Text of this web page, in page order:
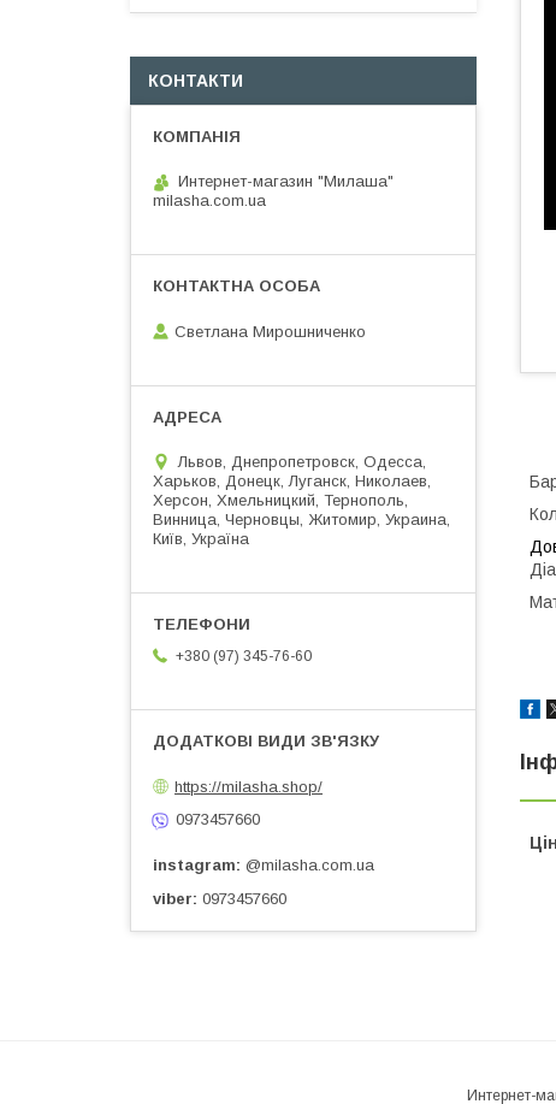
КОНТАКТИ
Интернет-магазин "Милаша"
milasha.com.ua
Светлана Мирошниченко
Львов, Днепропетровск, Одесса,
Харьков, Донецк, Луганск, Николаев,
Херсон, Хмельницкий, Тернополь,
Винница, Черновцы, Житомир, Украина,
Київ, Україна
+380 (97) 345-76-60
https://milasha.shop/
0973457660
instagram @milasha.com.ua
viber 0973457660